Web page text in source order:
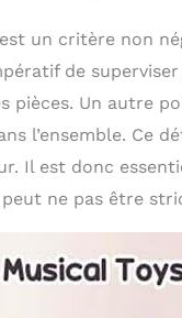
un critère non
de
pièces. Un autre
l’ensemble. Ce
Il est donc
ne pas être